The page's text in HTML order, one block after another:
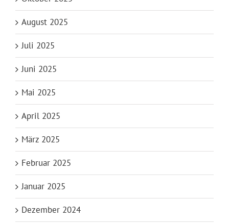
August 2025
Juli 2025
Juni 2025
Mai 2025
April 2025
März 2025
Februar 2025
Januar 2025
Dezember 2024